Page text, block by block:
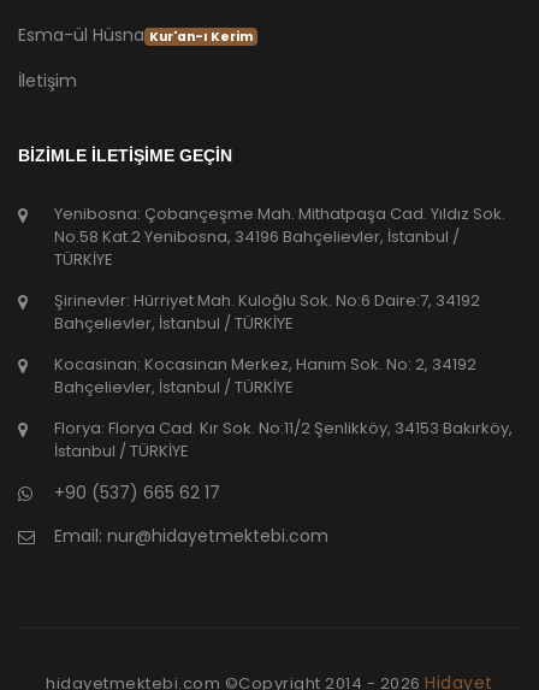
Esma-ül Hüsna Kur'an-ı Kerim
İletişim
BİZİMLE İLETİŞİME GEÇİN
Yenibosna: Çobançeşme Mah. Mithatpaşa Cad. Yıldız Sok.
No.58 Kat.2 Yenibosna, 34196 Bahçelievler, İstanbul /
TÜRKİYE
Şirinevler: Hürriyet Mah. Kuloğlu Sok. No:6 Daire:7, 34192
Bahçelievler, İstanbul / TÜRKİYE
Kocasinan: Kocasinan Merkez, Hanım Sok. No: 2, 34192
Bahçelievler, İstanbul / TÜRKİYE
Florya: Florya Cad. Kır Sok. No:11/2 Şenlikköy, 34153 Bakırköy,
İstanbul / TÜRKİYE
+90 (537) 665 62 17
Email: nur@hidayetmektebi.com
hidayetmektebi.com ©Copyright 2014 - 2026Hidayet